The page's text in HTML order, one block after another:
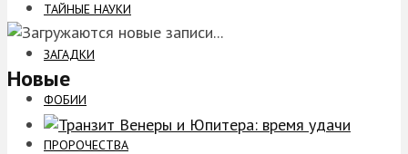
ТАЙНЫЕ НАУКИ
ЗАГАДКИ
ФОБИИ
ПРОРОЧЕСТВА
Новые